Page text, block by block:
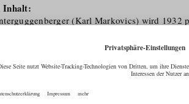
Inhalt:
(Karl Markovics) wird 1932
Wie so viele Gemeinden steht Wörgl
der Krise mehr. Sparen, lautet das Rezept,
greift um sich – und mit der
Altenberger) beschließt
abzulegen und etwas Neues zu versuchen.
und rhetorisch gewandte